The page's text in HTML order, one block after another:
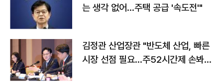
는 생각 없어…주택 공급 '속도전'"
김정관 산업장관 "반도체 산업, 빠른
시장 선점 필요…주52시간제 손봐